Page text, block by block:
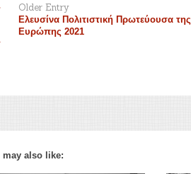
Older Entry
Ελευσίνα Πολιτιστική Πρωτεύουσα της
Ευρώπης 2021
may also like: